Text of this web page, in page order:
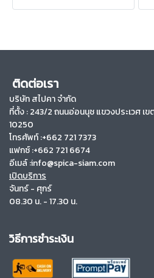
ติดต่อเรา
บริษัท สไปคา จำกัด
ที่ตั้ง :243/2 ถนนอ่อนนุช แขวงประเวศ เข
10250
โทรศัพท์ :+662 721 7373
แฟกซ์ :+662 721 6674
อีเมล์ :info@spica-siam.com
เปิดบริการ
จันทร์ - ศุกร์
08.30 น. - 17.30 น.
วิธีการชำระเงิน